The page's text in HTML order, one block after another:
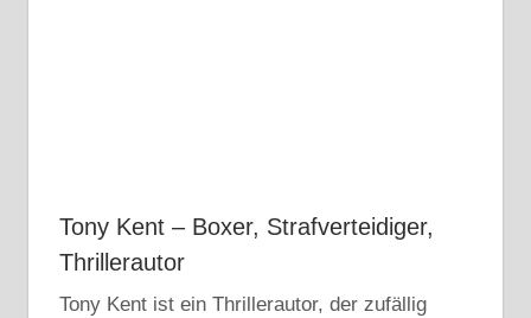
Tony Kent – Boxer, Strafverteidiger,
Thrillerautor
Tony Kent ist ein Thrillerautor, der zufällig